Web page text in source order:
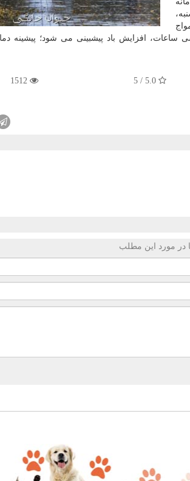
5.0 / 5
1512
در مورد این مطلب